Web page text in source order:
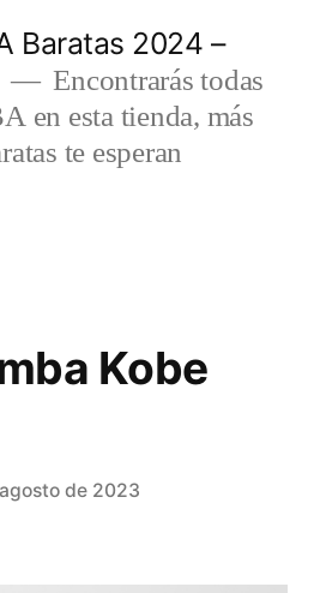
Baratas 2024 –
Encontrarás todas
en esta tienda, más
te esperan
Kobe
de 2023